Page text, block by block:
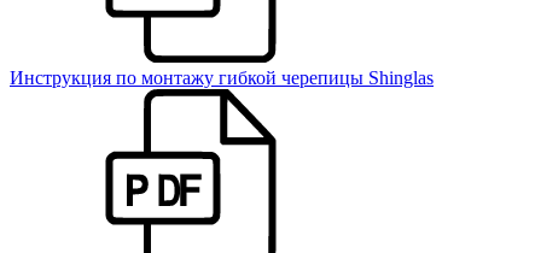
Инструкция по монтажу гибкой черепицы Shinglas